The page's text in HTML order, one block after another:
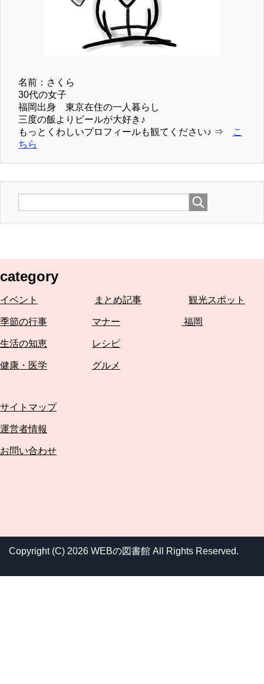
名前：さくら
30代の女子
福岡出身 東京在住の一人暮らし
三度の飯よりビールが大好き♪
もっとくわしいプロフィールも観てください♪ ⇒
こ
ちら
category
イベント まとめ記事 観光スポット
季節の行事 マナー 福岡
生活の知恵 レシピ
健康・医学 グルメ
サイトマップ
運営者情報
お問い合わせ
Copyright (C) 2026 WEBの図書館 All Rights Reserved.